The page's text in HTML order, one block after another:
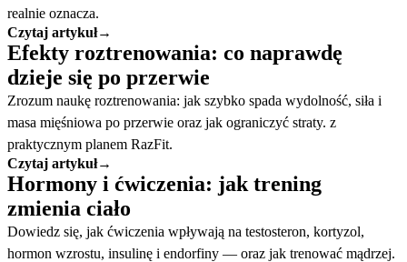
realnie oznacza.
Czytaj artykuł→
Efekty roztrenowania: co naprawdę
dzieje się po przerwie
Zrozum naukę roztrenowania: jak szybko spada wydolność, siła i
masa mięśniowa po przerwie oraz jak ograniczyć straty. z
praktycznym planem RazFit.
Czytaj artykuł→
Hormony i ćwiczenia: jak trening
zmienia ciało
Dowiedz się, jak ćwiczenia wpływają na testosteron, kortyzol,
hormon wzrostu, insulinę i endorfiny — oraz jak trenować mądrzej.